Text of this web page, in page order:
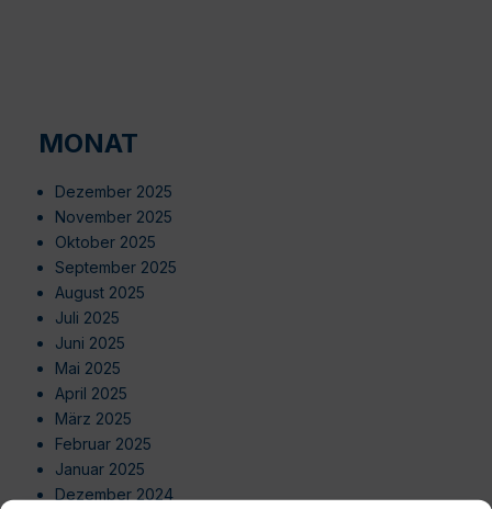
MONAT
Dezember 2025
November 2025
Oktober 2025
September 2025
August 2025
Juli 2025
Juni 2025
Mai 2025
April 2025
März 2025
Februar 2025
Januar 2025
Dezember 2024